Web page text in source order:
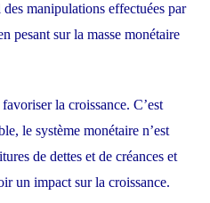
manipulations effectuées par
pesant sur la masse monétaire
la croissance. C’est
le système monétaire n’est
de dettes et de créances et
un impact sur la croissance.